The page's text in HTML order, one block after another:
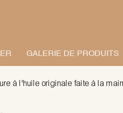
GALERIE DE PRODUITS
à l'huile originale faite à la